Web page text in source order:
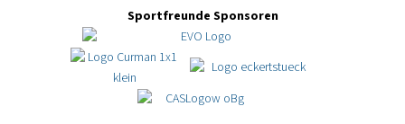
Sportfreunde Sponsoren